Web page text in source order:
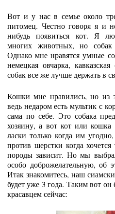
Вот и у нас в семье около
питомец. Честно говоря я и
нибудь появиться кот. Я
многих животных, но
Однако мне нравятся умные
немецкая овчарка,
собак все же лучше держать в
Кошки мне нравились, но из
ведь недаром есть мультик с
сама по себе. Это собака
хозяину, а вот кот или
ласки только когда им
против шерстки когда
породы зависит. Но мы
особо доброжелательную,
Итак знакомитесь, наш
будет уже 3 года. Таким вот
красавцем сейчас: